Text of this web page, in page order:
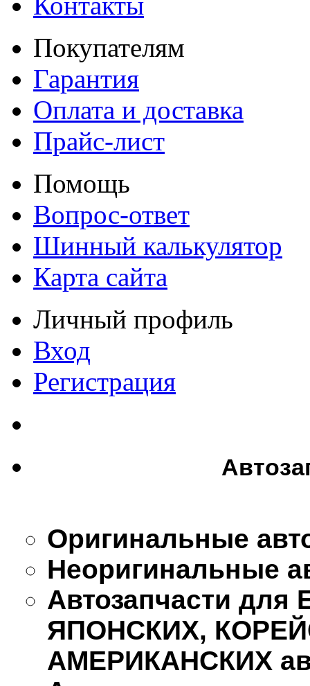
Покупателям
Гарантия
Оплата и доставка
Прайс-лист
Помощь
Вопрос-ответ
Шинный калькулятор
Карта сайта
Личный профиль
Вход
Регистрация
Оригинальные
Неоригинальные
Автозапчасти
ЯПОНСКИХ,
АМЕРИКАНСКИХ